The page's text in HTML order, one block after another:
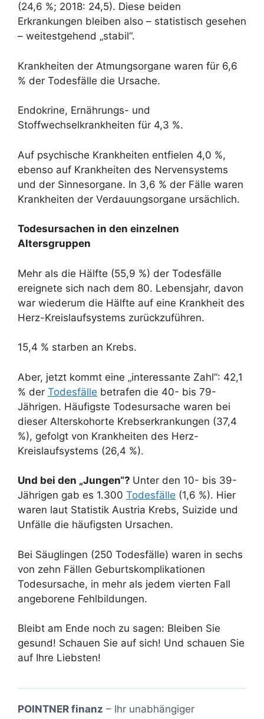
(24,6 %; 2018: 24,5). Diese beiden
Erkrankungen bleiben also – statistisch gesehen
– weitestgehend „stabil“.
Krankheiten der Atmungsorgane waren für 6,6
% der Todesfälle die Ursache.
Endokrine, Ernährungs- und
Stoffwechselkrankheiten für 4,3 %.
Auf psychische Krankheiten entfielen 4,0 %,
ebenso auf Krankheiten des Nervensystems
und der Sinnesorgane. In 3,6 % der Fälle waren
Krankheiten der Verdauungsorgane ursächlich.
Todesursachen in den einzelnen
Altersgruppen
Mehr als die Hälfte (55,9 %) der Todesfälle
ereignete sich nach dem 80. Lebensjahr, davon
war wiederum die Hälfte auf eine Krankheit des
Herz-Kreislaufsystems zurückzuführen.
15,4 % starben an Krebs.
Aber, jetzt kommt eine „interessante Zahl“: 42,1
% der Todesfälle betrafen die 40- bis 79-
Jährigen. Häufigste Todesursache waren bei
dieser Alterskohorte Krebserkrankungen (37,4
%), gefolgt von Krankheiten des Herz-
Kreislaufsystems (26,4 %).
Und bei den „Jungen“? Unter den 10- bis 39-
Jährigen gab es 1.300 Todesfälle (1,6 %). Hier
waren laut Statistik Austria Krebs, Suizide und
Unfälle die häufigsten Ursachen.
Bei Säuglingen (250 Todesfälle) waren in sechs
von zehn Fällen Geburtskomplikationen
Todesursache, in mehr als jedem vierten Fall
angeborene Fehlbildungen.
Bleibt am Ende noch zu sagen: Bleiben Sie
gesund! Schauen Sie auf sich! Und schauen Sie
auf Ihre Liebsten!
POINTNER finanz – Ihr unabhängiger